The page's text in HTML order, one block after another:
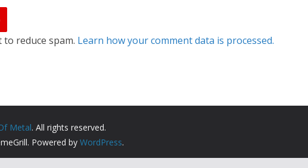
reduce spam. Learn how your comment data is processed.
Metal. All rights reserved.
Powered by WordPress.